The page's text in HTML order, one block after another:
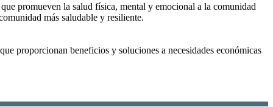
promueven la salud física, mental y emocional a la comunidad
más saludable y resiliente.
proporcionan beneficios y soluciones a necesidades económicas